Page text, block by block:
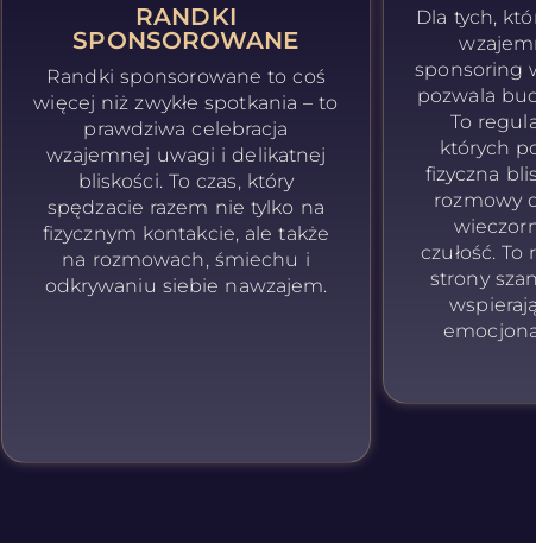
RANDKI
SPONSOROWANE
Randki sponsorowane to coś
więcej niż zwykłe spotkania – to
prawdziwa celebracja
wzajemnej uwagi i delikatnej
bliskości. To czas, który
spędzacie razem nie tylko na
fizycznym kontakcie, ale także
na rozmowach, śmiechu i
odkrywaniu siebie nawzajem.
Dla tych,
sponsoring
pozwala
To
których
fizyczna
rozmowy
czułość.
strony